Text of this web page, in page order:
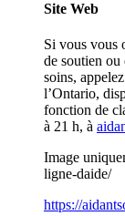
Site Web
Si vous vous
de soutien ou
soins,
l’Ontario,
fonction de
à 21 h, à
Image
ligne-daide/
https://